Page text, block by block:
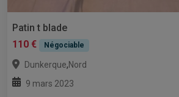
Patin t blade
110 €
Négociable
Dunkerque,Nord
9 mars 2023